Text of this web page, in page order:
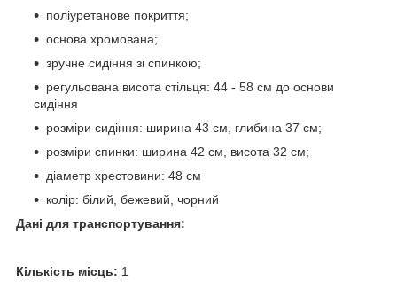
поліуретанове покриття;
основа хромована;
зручне сидіння зі спинкою;
регульована висота стільця: 44 - 58 см до основи
сидіння
розміри сидіння: ширина 43 см, глибина 37 см;
розміри спинки: ширина 42 см, висота 32 см;
діаметр хрестовини: 48 см
колір: білий, бежевий, чорний
Дані для транспортування:
Кількість місць: 1